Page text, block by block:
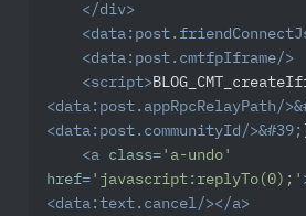
</div>
<
<data:post.cmtfpIframe/>
<script>
<data:post.appRpcRelayPath />
<data:post.communityId />&#39;
<a class= 'a-undo'
href= 'javascript:replyTo(0);'
<data:text.cancel/></a>